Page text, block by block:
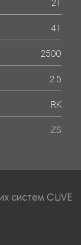
21
41
2500
2.5
RK
ZS
систем CLiVE